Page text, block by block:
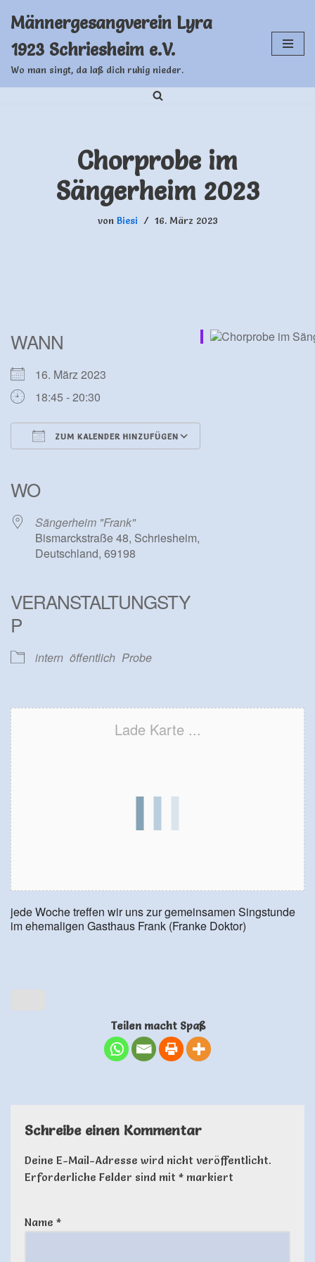
Inhalt
springen
Männergesangverein Lyra
1923 Schriesheim e.V.
Wo man singt, da laß dich ruhig nieder.
Chorprobe im
Sängerheim 2023
von Biesi 16. März 2023
WANN
16. März 2023
18:45 - 20:30
ZUM KALENDER HINZUFÜGEN
WO
Sängerheim "Frank"
Bismarckstraße 48, Schriesheim,
Deutschland, 69198
VERANSTALTUNGSTY
P
intern öffentlich Probe
Lade Karte ...
jede Woche treffen wir uns zur gemeinsamen Singstunde
im ehemaligen Gasthaus Frank (Franke Doktor)
Teilen macht Spaß
Schreibe einen Kommentar
Deine E-Mail-Adresse wird nicht veröffentlicht.
Erforderliche Felder sind mit * markiert
Name *